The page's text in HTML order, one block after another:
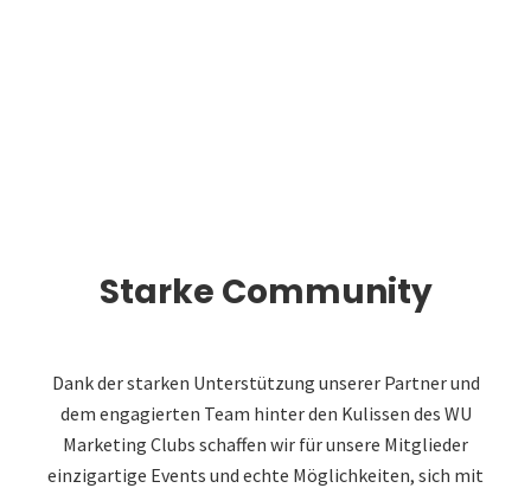
Starke Community
Dank der starken Unterstützung unserer Partner und
dem engagierten Team hinter den Kulissen des WU
Marketing Clubs schaffen wir für unsere Mitglieder
einzigartige Events und echte Möglichkeiten, sich mit